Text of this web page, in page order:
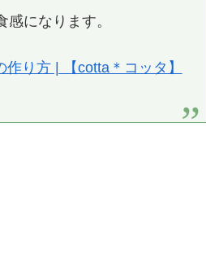
になります。
り方 | 【cotta＊コッタ】